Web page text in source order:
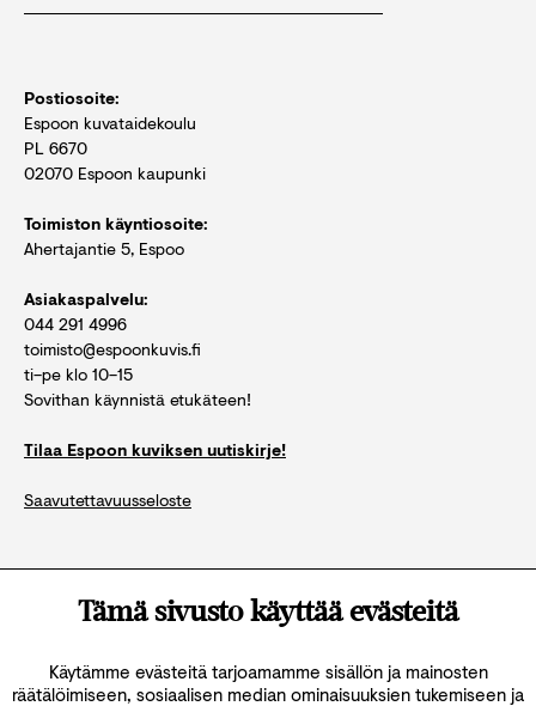
Tämä sivusto käyttää evästeitä
Käytämme evästeitä tarjoamamme sisällön ja mainosten
räätälöimiseen, sosiaalisen median ominaisuuksien tukemiseen ja
Postiosoite:
Espoon kuvataidekoulu
PL 6670
02070 Espoon kaupunki
Toimiston käyntiosoite:
Ahertajantie 5, Espoo
Asiakaspalvelu:
044 291 4996
toimisto@espoonkuvis.fi
ti–pe klo 10–15
Sovithan käynnistä etukäteen!
Tilaa Espoon kuviksen uutiskirje!
Saavutettavuusseloste